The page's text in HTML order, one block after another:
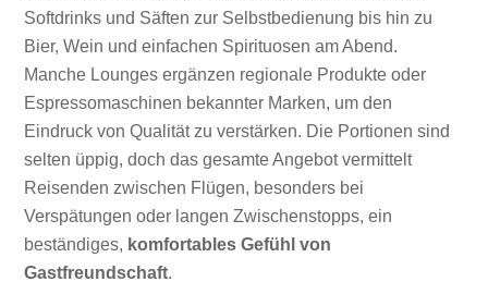
Softdrinks und Säften zur Selbstbedienung bis hin zu
Bier, Wein und einfachen Spirituosen am Abend.
Manche Lounges ergänzen regionale Produkte oder
Espressomaschinen bekannter Marken, um den
Eindruck von Qualität zu verstärken. Die Portionen sind
selten üppig, doch das gesamte Angebot vermittelt
Reisenden zwischen Flügen, besonders bei
Verspätungen oder langen Zwischenstopps, ein
beständiges, komfortables Gefühl von
Gastfreundschaft.